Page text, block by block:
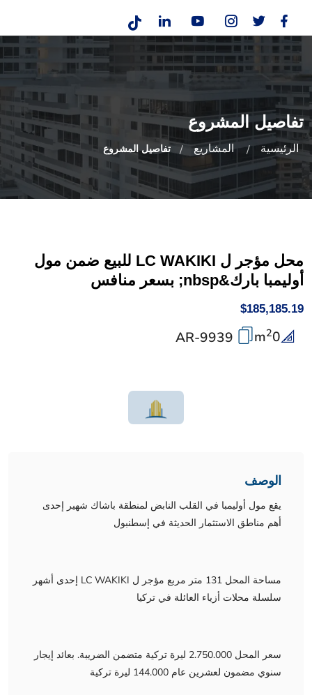
تفاصيل المشروع
الرئيسية المشاريع تفاصيل المشروع
محل مؤجر ل LC WAKIKI للبيع ضمن مول
أوليمبا بارك&nbsp; بسعر منافس
$185,185.19
0
m2
الوصف
يقع مول أوليمبا في القلب النابض لمنطقة باشاك شهير إحدى
أهم مناطق الاستثمار الحديثة في إسطنبول
مساحة المحل 131 متر مربع مؤجر ل LC WAKIKI إحدى أشهر
سلسلة محلات أزياء العائلة في تركيا
سعر المحل 2.750.000 ليرة تركية متضمن الضريبة. بعائد إيجار
سنوي مضمون لعشرين عام 144.000 ليرة تركية